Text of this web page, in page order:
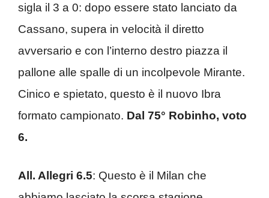
sigla il 3 a 0: dopo essere stato lanciato da
Cassano, supera in velocità il diretto
avversario e con l’interno destro piazza il
pallone alle spalle di un incolpevole Mirante.
Cinico e spietato, questo è il nuovo Ibra
formato campionato. Dal 75° Robinho, voto
6.
All. Allegri 6.5: Questo è il Milan che